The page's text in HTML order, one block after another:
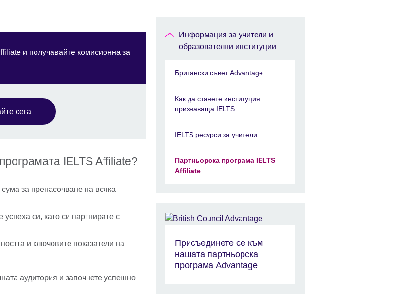
и получавайте комисионна за
сега
IELTS Affiliate?
за пренасочване на всяка
успеха си, като си партнирате с
и ключовите показатели на
аудитория и започнете успешно
Информация за учители и
образователни институции
Британски съвет Advantage
Как да станете институция
признаваща IELTS
IELTS ресурси за учители
Партньорска програма IELTS
Affiliate
Присъединете се към
нашата партньорска
програма Advantage